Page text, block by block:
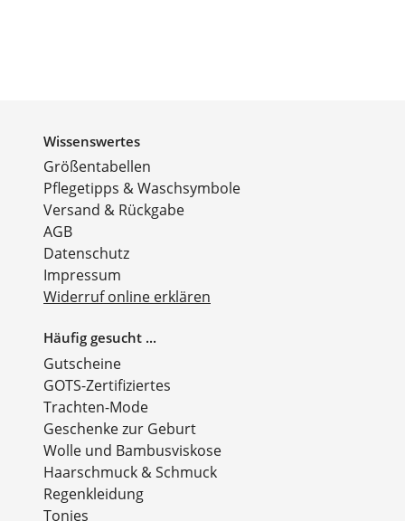
Wissenswertes
Größentabellen
Pflegetipps & Waschsymbole
Versand & Rückgabe
AGB
Datenschutz
Impressum
Widerruf online erklären
Häufig gesucht ...
Gutscheine
GOTS-Zertifiziertes
Trachten-Mode
Geschenke zur Geburt
Wolle und Bambusviskose
Haarschmuck & Schmuck
Regenkleidung
Tonies